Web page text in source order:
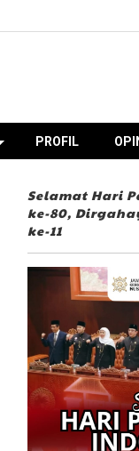
PROFIL
Selamat Hari
ke-80,
ke-11